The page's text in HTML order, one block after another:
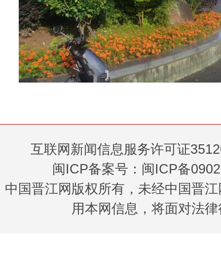
互联网新闻信息服务许可证
闽ICP备案号：闽ICP备
中国晋江网版权所有，未经中国晋
用本网信息，将面对法